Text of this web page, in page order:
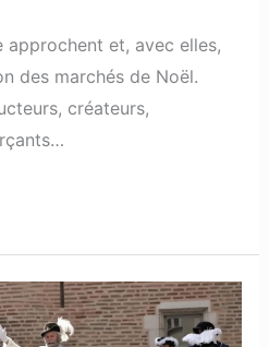
approchent et, avec elles,
des marchés de Noël.
créateurs,